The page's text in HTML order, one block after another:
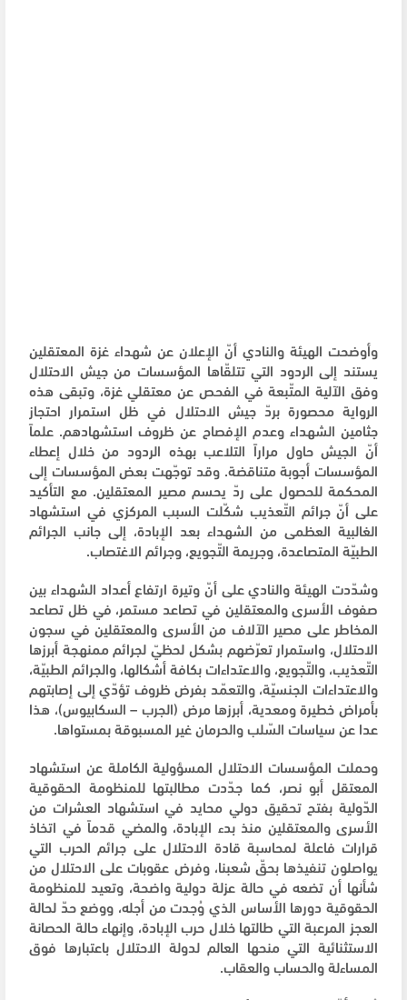
وأوضحت الهيئة والنادي أنّ الإعلان عن شهداء غزة المعتقلين
يستند إلى الردود التي تتلقّاها المؤسسات من جيش الاحتلال
وفق الآلية المتّبعة في الفحص عن معتقلي غزة، وتبقى هذه
الرواية محصورة بردّ جيش الاحتلال في ظل استمرار احتجاز
جثامين الشهداء وعدم الإفصاح عن ظروف استشهادهم. علماً
أنّ الجيش حاول مراراً التلاعب بهذه الردود من خلال إعطاء
المؤسسات أجوبة متناقضة. وقد توجّهت بعض المؤسسات إلى
المحكمة للحصول على ردّ يحسم مصير المعتقلين. مع التأكيد
على أنّ جرائم التّعذيب شكّلت السبب المركزي في استشهاد
الغالبية العظمى من الشهداء بعد الإبادة، إلى جانب الجرائم
الطبيّة المتصاعدة، وجريمة التّجويع، وجرائم الاغتصاب.
وشدّدت الهيئة والنادي على أنّ وتيرة ارتفاع أعداد الشهداء بين
صفوف الأسرى والمعتقلين في تصاعد مستمر، في ظل تصاعد
المخاطر على مصير الآلاف من الأسرى والمعتقلين في سجون
الاحتلال، واستمرار تعرّضهم بشكل لحظيّ لجرائم ممنهجة أبرزها
التّعذيب، والتّجويع، والاعتداءات بكافة أشكالها، والجرائم الطبيّة،
والاعتداءات الجنسيّة، والتعمّد بفرض ظروف تؤدّي إلى إصابتهم
بأمراض خطيرة ومعدية، أبرزها مرض (الجرب – السكابيوس)، هذا
عدا عن سياسات السّلب والحرمان غير المسبوقة بمستواها.
وحملت المؤسسات الاحتلال المسؤولية الكاملة عن استشهاد
المعتقل أبو نصر، كما جدّدت مطالبتها للمنظومة الحقوقية
الدّولية بفتح تحقيق دولي محايد في استشهاد العشرات من
الأسرى والمعتقلين منذ بدء الإبادة، والمضي قدماً في اتخاذ
قرارات فاعلة لمحاسبة قادة الاحتلال على جرائم الحرب التي
يواصلون تنفيذها بحقّ شعبنا، وفرض عقوبات على الاحتلال من
شأنها أن تضعه في حالة عزلة دولية واضحة، وتعيد للمنظومة
الحقوقية دورها الأساس الذي وُجدت من أجله، ووضع حدّ لحالة
العجز المرعبة التي طالتها خلال حرب الإبادة، وإنهاء حالة الحصانة
الاستثنائية التي منحها العالم لدولة الاحتلال باعتبارها فوق
المساءلة والحساب والعقاب.